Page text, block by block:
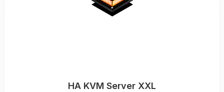
HA KVM Server XXL